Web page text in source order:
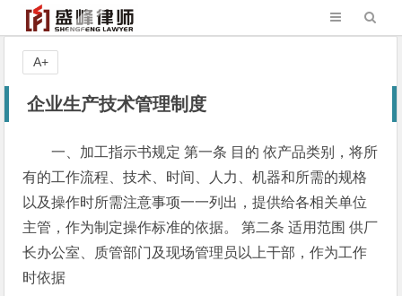
企业生产技术管理制度
一、加工指示书规定 第一条 目的 依产品类别，将所
有的工作流程、技术、时间、人力、机器和所需的规格
以及操作时所需注意事项一一列出，提供给各相关单位
主管，作为制定操作标准的依据。 第二条 适用范围 供厂
长办公室、质管部门及现场管理员以上干部，作为工作
时依据
A+